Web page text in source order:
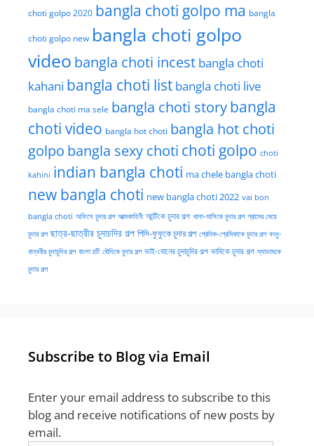
choti golpo 2020 bangla choti golpo ma bangla
choti golpo new bangla choti golpo
video bangla choti incest bangla choti
kahani bangla choti list bangla choti live
bangla choti ma sele bangla choti storybangla
choti video bangla hot choti bangla hot choti
golpo bangla sexy choti choti golpo choti
kahini indian bangla choti ma chele bangla choti
new bangla choti new bangla choti 2022 vai bon
bangla choti অফিসে চুদার গল্প আত্মকাহিনী আন্টিকে চুদার গল্প খালা-মাসিকে চুদার গল্প গ্রামের মেয়ে
চুদার গল্প ছাত্র-ছাত্রীর চুদাচদির গল্প পিসি-ফুফুকে চুদার গল্প প্রেমিক-প্রেমিকাকে চুদার গল্প বন্ধু-
বান্ধবীর চুদাচুদির গল্প বাংলা চটি বৌদিকে চুদার গল্প ভাই-বোনের চুদাচুদির গল্প ভাবিকে চুদার গল্প ম্যাডামকে
চুদার গল্প
Subscribe to Blog via Email
Enter your email address to subscribe to this
blog and receive notifications of new posts by
email.